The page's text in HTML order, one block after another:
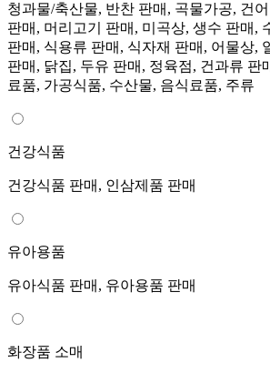
청과물/축산물, 반찬 판매, 곡물가공, 건
판매, 머리고기 판매, 미곡상, 생수 판매,
판매, 식용류 판매, 식자재 판매, 어물상,
판매, 닭집, 두유 판매, 정육점, 건과류 판
료품, 가공식품, 수산물, 음식료품, 주류
건강식품
건강식품 판매, 인삼제품 판매
유아용품
유아식품 판매, 유아용품 판매
화장품 소매